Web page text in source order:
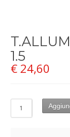
1.5
€ 24,60